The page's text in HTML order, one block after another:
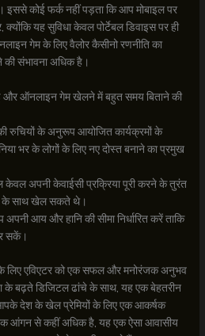
कोई फर्क नहीं पड़ता कि आप मोबाइल पर
यह सुविधा केवल पोर्टेबल डिवाइस पर ही
गेम के लिए वैलोर कैसीनो रणनीति का
संभावना अधिक है।
और ऑनलाइन गेम खेलने में बहुत समय बिताने की
रुचियों के अनुरूप आयोजित कार्यक्रमों के
भर के लोगों के लिए नए दोस्त बनाने का प्रमुख
केवल अपनी केवाईसी प्रक्रिया पूरी करने के तुरंत
के साथ खेल सकते थे।
आय और हानि की सीमा निर्धारित करें ताकि
सकें।
लिए एविएटर को एक सफल और मनोरंजक अनुभव
के बढ़ते डिजिटल ढांचे के साथ, यह एक बेहतरीन
देश के खेल प्रेमियों के लिए एक आकर्षक
एक आंगन से कहीं अधिक है, यह एक ऐसा आवासीय